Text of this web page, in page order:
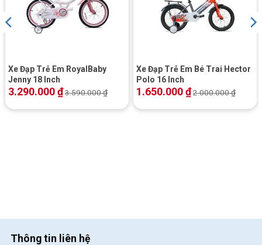
Xe Đạp Trẻ Em RoyalBaby
Jenny 18 Inch
3.290.000₫3.590.000₫
Xe Đạp Trẻ Em Bé Trai Hector
Polo 16 Inch
1.650.000₫2.000.000₫
Thông tin liên hệ